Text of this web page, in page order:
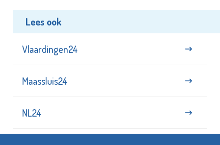
Lees ook
Vlaardingen24
Maassluis24
NL24